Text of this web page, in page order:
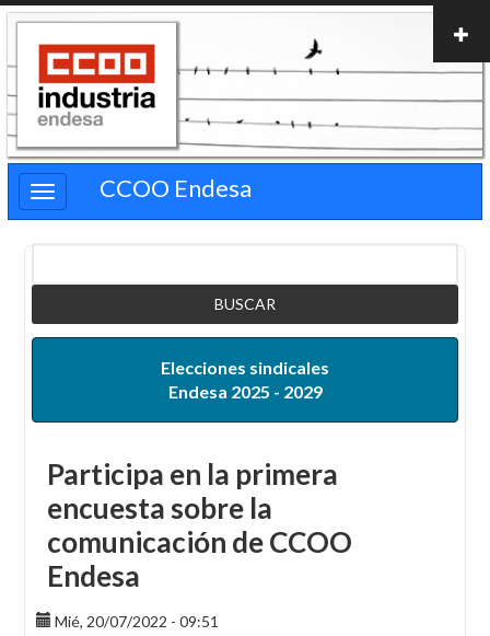
Pasar
contenido
principal
CCOO Endesa
Elecciones sindicales
Endesa 2025 - 2029
Participa en la primera
encuesta sobre la
comunicación de CCOO
Endesa
Mié, 20/07/2022 - 09:51